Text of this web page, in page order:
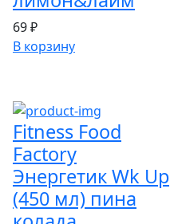
69 ₽
В корзину
Fitness Food
Factory
Энергетик Wk Up
(450 мл) пина